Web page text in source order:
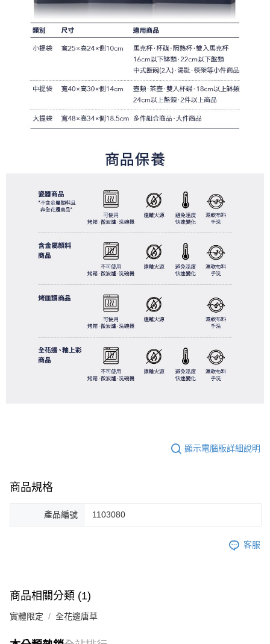
顯示電腦版詳細說明
商品規格
產品編號 1103080
客服
商品相關分類 (1)
實體限定 全花邊唐草